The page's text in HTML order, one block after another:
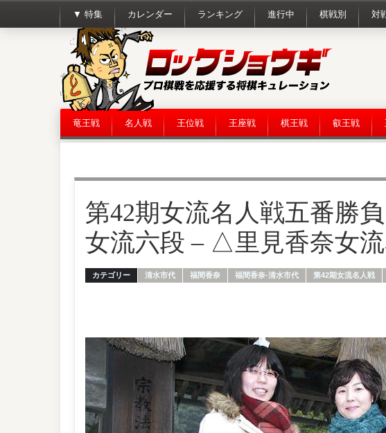
▼ 特集 カレンダー ランキング 進行中 棋戦別 対
竜王戦 名人戦 王位戦 王座戦 棋王戦 叡王戦
第42期女流名人戦五番勝
女流六段 – △里見香奈女流
カテゴリー 清水市代 福間香奈 福間香奈-清水市代 第42期女流名人戦